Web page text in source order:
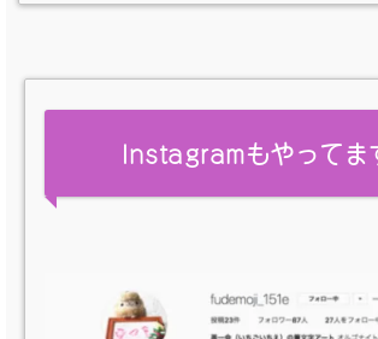
Instagramもやってま